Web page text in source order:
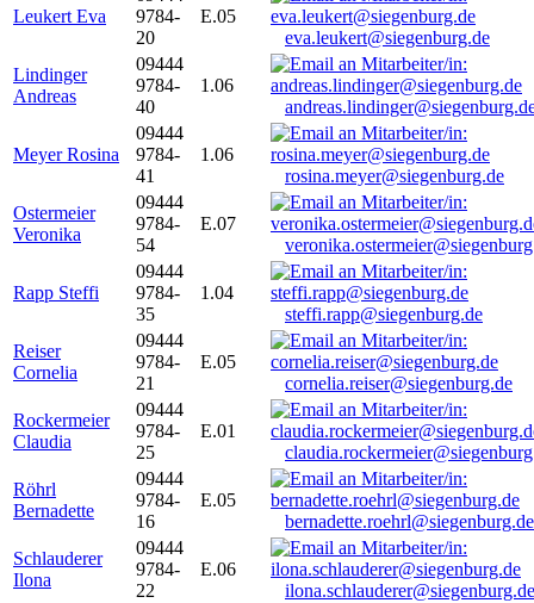
Leukert Eva
9784-
20
E.05
eva.leukert@siegenburg.de
Lindinger
Andreas
09444
9784-
40
1.06
Meyer Rosina
09444
9784-
41
1.06
rosina.meyer@siegenburg.de
Ostermeier
Veronika
09444
9784-
54
E.07
Rapp Steffi
09444
9784-
35
1.04
steffi.rapp@siegenburg.de
Reiser
Cornelia
09444
9784-
21
E.05
cornelia.reiser@siegenburg.de
Rockermeier
Claudia
09444
9784-
25
E.01
Röhrl
Bernadette
09444
9784-
16
E.05
bernadette.roehrl@siegenburg.de
Schlauderer
Ilona
09444
9784-
22
E.06
ilona.schlauderer@siegenburg.de